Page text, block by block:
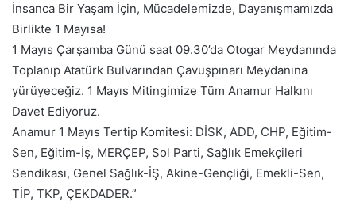
İnsanca Bir Yaşam İçin, Mücadelemizde, Dayanışmamızda
Birlikte 1 Mayısa!
1 Mayıs Çarşamba Günü saat 09.30’da Otogar Meydanında
Toplanıp Atatürk Bulvarından Çavuşpınarı Meydanına
yürüyeceğiz. 1 Mayıs Mitingimize Tüm Anamur Halkını
Davet Ediyoruz.
Anamur 1 Mayıs Tertip Komitesi: DİSK, ADD, CHP, Eğitim-
Sen, Eğitim-İş, MERÇEP, Sol Parti, Sağlık Emekçileri
Sendikası, Genel Sağlık-İŞ, Akine-Gençliği, Emekli-Sen,
TİP, TKP, ÇEKDADER.”